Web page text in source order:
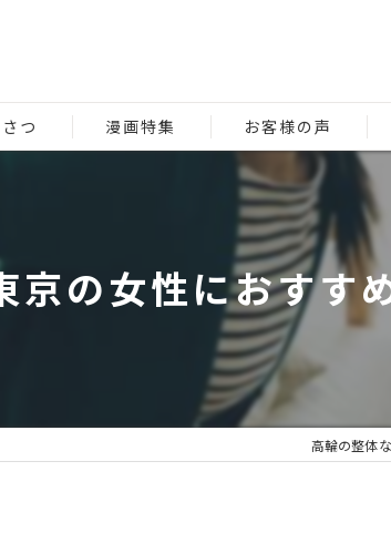
つ 漫画特集 お客様の声
京の女性におすす
高輪の整体